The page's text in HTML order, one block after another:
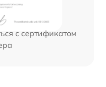
с сертификатом